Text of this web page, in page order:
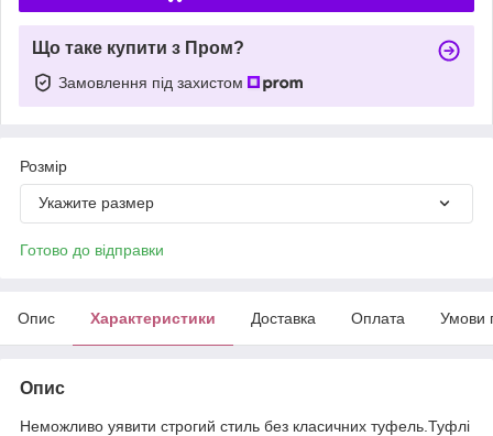
Що таке купити з Пром?
Замовлення під захистом
Розмір
Укажите размер
Готово до відправки
Опис Характеристики Доставка Оплата Умови
Опис
Неможливо уявити строгий стиль без класичних туфель.Туфлі